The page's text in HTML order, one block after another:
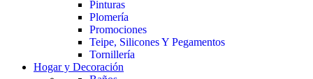
Pinturas
Plomería
Promociones
Teipe, Silicones Y Pegamentos
Tornillería
Hogar y Decoración